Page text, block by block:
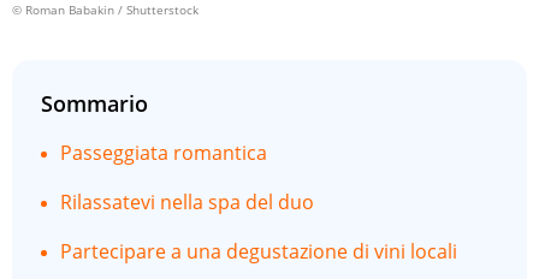
© Roman Babakin / Shutterstock
Sommario
Passeggiata romantica
Rilassatevi nella spa del duo
Partecipare a una degustazione di vini locali